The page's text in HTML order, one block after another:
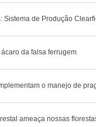
Sistema de Produção
da falsa ferrugem
o manejo de
ameaça nossas